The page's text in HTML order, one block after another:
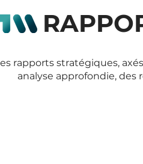
rapports stratégiques,
analyse approfondie,